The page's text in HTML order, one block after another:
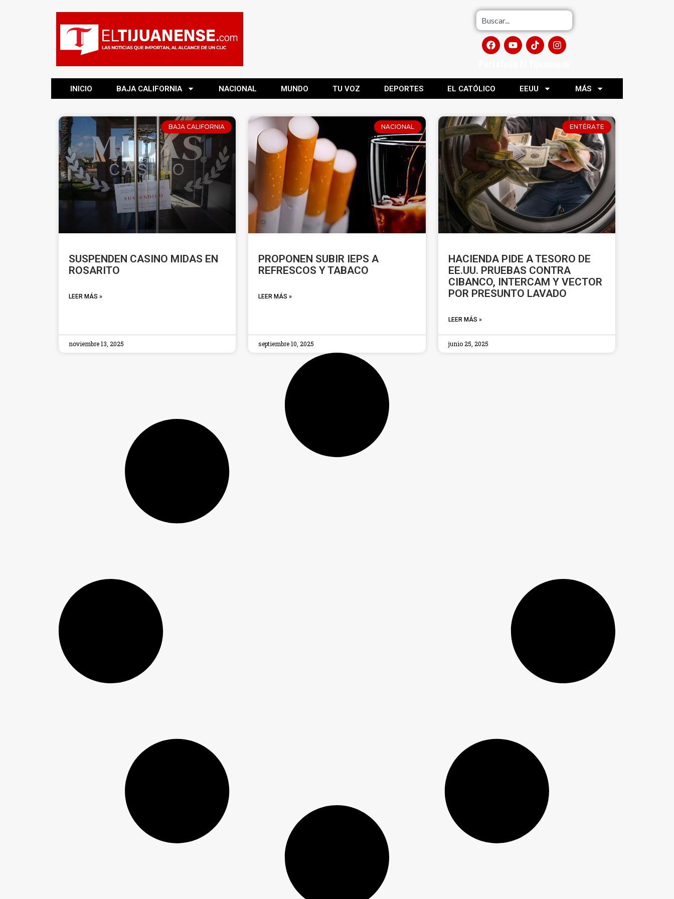
INICIO BAJA CALIFORNIA NACIONAL MUNDO TU VOZ DEPORTES EL CATÓLICO EEUU MÁS
BAJA CALIFORNIA
SUSPENDEN CASINO MIDAS EN
ROSARITO
LEER MÁS »
noviembre 13, 2025
NACIONAL
PROPONEN SUBIR IEPS A
REFRESCOS Y TABACO
LEER MÁS »
septiembre 10, 2025
ENTÉRATE
HACIENDA PIDE A TESORO DE
EE.UU. PRUEBAS CONTRA
CIBANCO, INTERCAM Y VECTOR
POR PRESUNTO LAVADO
LEER MÁS »
junio 25, 2025